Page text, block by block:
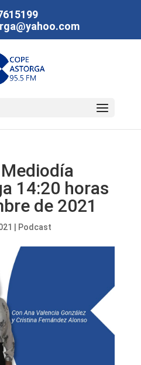
14:20 horas
de 2021
Podcast